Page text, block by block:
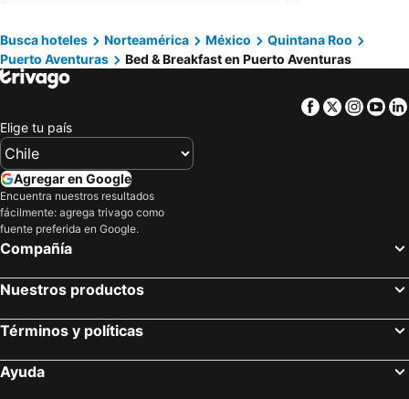
Busca hoteles Norteamérica México
Quintana Roo
Puerto Aventuras
Bed & Breakfast en Puerto Aventuras
Facebook
Twitter
Elige tu país
Agregar en Google
Encuentra nuestros resultados
fácilmente: agrega trivago como
fuente preferida en Google.
Compañía
Nuestros productos
Términos y políticas
Ayuda